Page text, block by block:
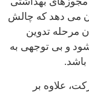
می دهد که چالش
مرحله تدوین
و بی توجهی به
باشد.
علاوه بر